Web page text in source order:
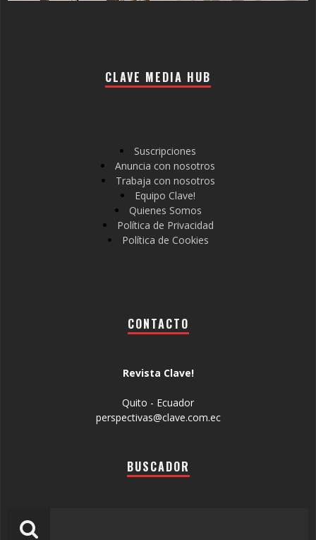
CLAVE MEDIA HUB
Suscripciones
Anuncia con nosotros
Trabaja con nosotros
Equipo Clave!
Quienes Somos
Política de Privacidad
Política de Cookies
CONTACTO
Revista Clave!
Quito - Ecuador
perspectivas@clave.com.ec
BUSCADOR